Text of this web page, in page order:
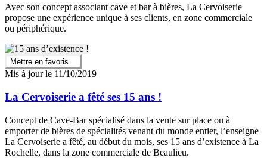
Avec son concept associant cave et bar à bières, La Cervoiserie
propose une expérience unique à ses clients, en zone commerciale
ou périphérique.
Mettre en favoris
Mis à jour le 11/10/2019
La Cervoiserie a fêté ses 15 ans !
Concept de Cave-Bar spécialisé dans la vente sur place ou à
emporter de bières de spécialités venant du monde entier, l’enseigne
La Cervoiserie a fêté, au début du mois, ses 15 ans d’existence à La
Rochelle, dans la zone commerciale de Beaulieu.